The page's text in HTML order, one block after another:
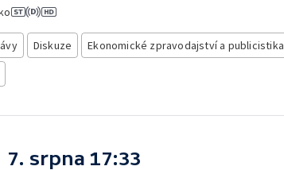
Diskuze
Ekonomické zpravodajství a publicistika
7. srpna 17:33